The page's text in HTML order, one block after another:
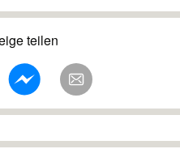
teilen